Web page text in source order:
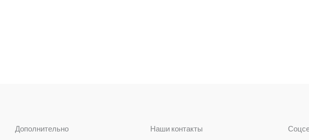
Дополнительно Наши контакты